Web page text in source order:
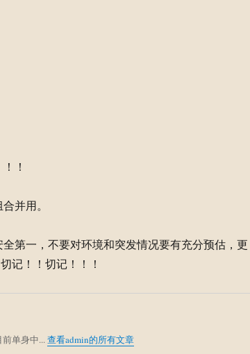
！
并用。
第一，不要对环境和突发情况要有充分预估，更
记！！切记！！！
单身中...查看admin的所有文章